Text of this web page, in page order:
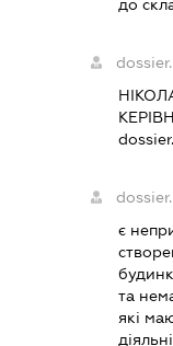
до
є
та
які